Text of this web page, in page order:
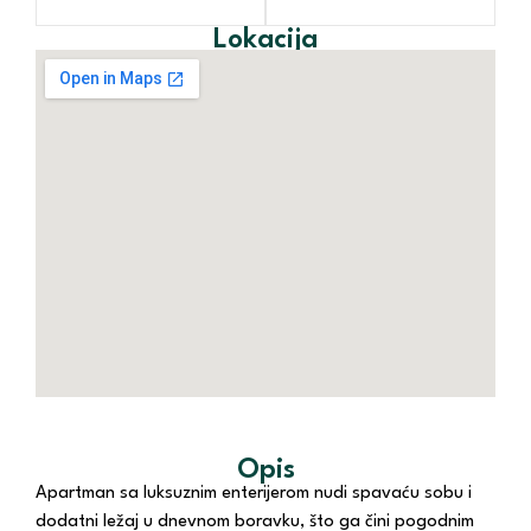
Lokacija
Opis
Apartman sa luksuznim enterijerom nudi spavaću sobu i
dodatni ležaj u dnevnom boravku, što ga čini pogodnim